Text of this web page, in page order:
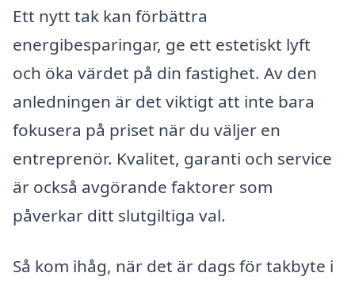
Ett nytt tak kan förbättra
energibesparingar, ge ett estetiskt lyft
och öka värdet på din fastighet. Av den
anledningen är det viktigt att inte bara
fokusera på priset när du väljer en
entreprenör. Kvalitet, garanti och service
är också avgörande faktorer som
påverkar ditt slutgiltiga val.
Så kom ihåg, när det är dags för takbyte i